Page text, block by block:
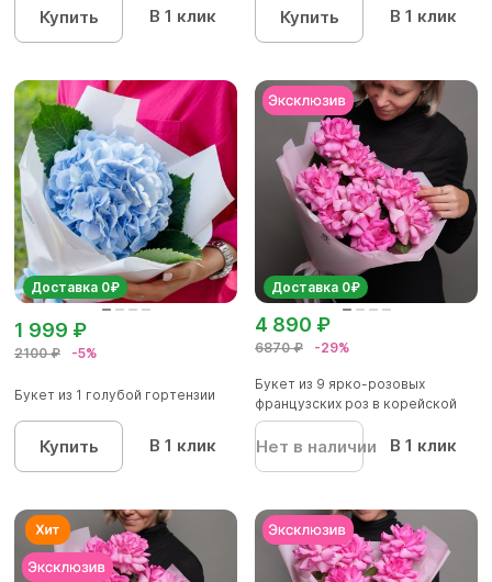
Купить В 1 клик Купить В 1 клик
Доставка 0₽
2100 ₽ -5%
1 999 ₽
Букет из 1 голубой гортензии
Купить В 1 клик
Доставка 0₽
6870 ₽ -29%
4 890 ₽
Букет из 9 ярко-розовых
французских роз в корейской
упа...
Нет в наличии В 1 клик